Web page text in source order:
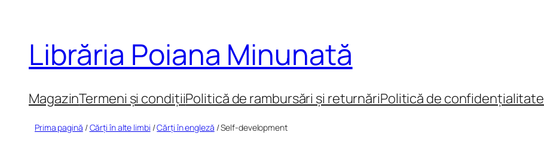
conținut
Librăria Poiana Minunată
MagazinTermeni și condițiiPolitică de rambursări și returnăriPolitică de confidențialitate
Prima pagină /Cărți în alte limbi /Cărți în engleză / Self-development